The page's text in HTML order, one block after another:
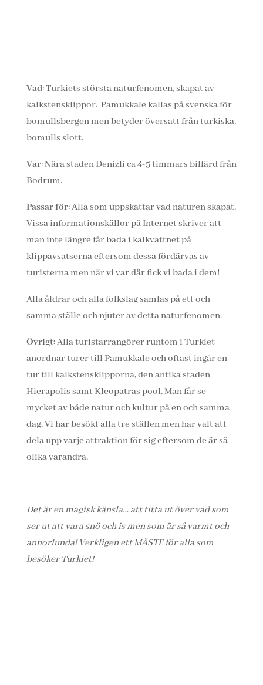
Vad: Turkiets största naturfenomen, skapat av
kalkstensklippor. Pamukkale kallas på svenska för
bomullsbergen men betyder översatt från turkiska,
bomulls slott.
Var: Nära staden Denizli ca 4-5 timmars bilfärd från
Bodrum.
Passar för: Alla som uppskattar vad naturen skapat.
Vissa informationskällor på Internet skriver att
man inte längre får bada i kalkvattnet på
klippavsatserna eftersom dessa fördärvas av
turisterna men när vi var där fick vi bada i dem!
Alla åldrar och alla folkslag samlas på ett och
samma ställe och njuter av detta naturfenomen.
Övrigt:Alla turistarrangörer runtom i Turkiet
anordnar turer till Pamukkale och oftast ingår en
tur till kalkstensklipporna, den antika staden
Hierapolis samt Kleopatras pool. Man får se
mycket av både natur och kultur på en och samma
dag. Vi har besökt alla tre ställen men har valt att
dela upp varje attraktion för sig eftersom de är så
olika varandra.
Det är en magisk känsla… att titta ut över vad som
ser ut att vara snö och is men som är så varmt och
annorlunda!Verkligen ett MÅSTE för alla som
besöker Turkiet!